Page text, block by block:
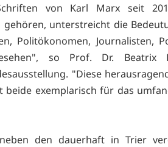
von Karl Marx seit
gehören, unterstreicht die
Politökonomen, Journalisten,
so Prof. Dr. Beatrix
"Diese
exemplarisch für das
den dauerhaft in Trier